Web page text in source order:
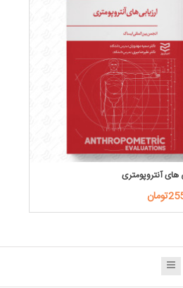
های آنتروپومتری